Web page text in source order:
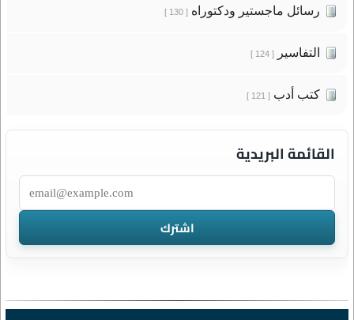
رسائل ماجستير ودكتوراه[ 130 ]
التفاسير[ 124 ]
كتب أدب[ 121 ]
القائمة البريدية